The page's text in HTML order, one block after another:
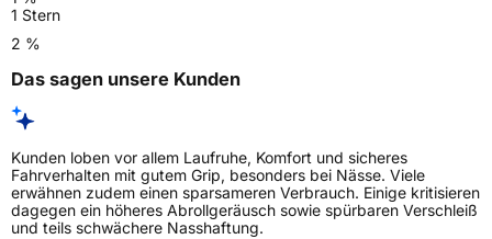
1 Stern
2 %
Das sagen unsere Kunden
Kunden loben vor allem Laufruhe, Komfort und sicheres
Fahrverhalten mit gutem Grip, besonders bei Nässe. Viele
erwähnen zudem einen sparsameren Verbrauch. Einige kritisieren
dagegen ein höheres Abrollgeräusch sowie spürbaren Verschleiß
und teils schwächere Nasshaftung.